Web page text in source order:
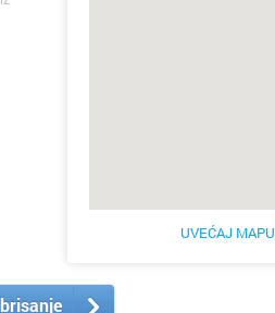
UVEĆAJ MAPU